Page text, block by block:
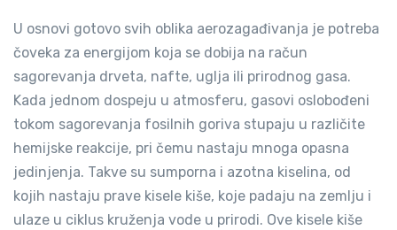
U osnovi gotovo svih oblika aerozagađivanja je potreba
čoveka za energijom koja se dobija na račun
sagorevanja drveta, nafte, uglja ili prirodnog gasa.
Kada jednom dospeju u atmosferu, gasovi oslobođeni
tokom sagorevanja fosilnih goriva stupaju u različite
hemijske reakcije, pri čemu nastaju mnoga opasna
jedinjenja. Takve su sumporna i azotna kiselina, od
kojih nastaju prave kisele kiše, koje padaju na zemlju i
ulaze u ciklus kruženja vode u prirodi. Ove kisele kiše